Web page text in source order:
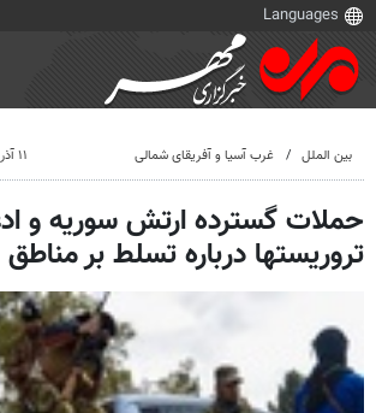
بین الملل غرب آسیا و آفریقای شمالی ۱۱ آذر ۱۴۰۳، ۱۷:۲۵
حملات گسترده ارتش سوریه و
تروریستها درباره تسلط بر